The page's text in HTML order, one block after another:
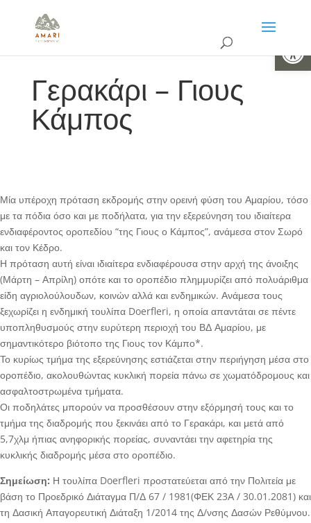
Γερακάρι – Γιους
Κάμπος
Μία υπέροχη πρόταση εκδρομής στην ορεινή φύση του Αμαρίου, τόσο
με τα πόδια όσο και με ποδήλατα, για την εξερεύνηση του ιδιαίτερα
ενδιαφέροντος οροπεδίου “της Γιους ο Κάμπος”, ανάμεσα στον Σωρό
και τον Κέδρο.
Η πρόταση αυτή είναι ιδιαίτερα ενδιαφέρουσα στην αρχή της άνοιξης
(Μάρτη – Απρίλη) οπότε και το οροπέδιο πλημμυρίζει από πολυάριθμα
είδη αγριολούλουδων, κοινών αλλά και ενδημικών. Ανάμεσα τους
ξεχωρίζει η ενδημική τουλίπα Doerfleri, η οποία απαντάται σε πέντε
υποπληθυσμούς στην ευρύτερη περιοχή του ΒΔ Αμαρίου, με
σημαντικότερο βιότοπο της Γιους τον Κάμπο*.
Το κυρίως τμήμα της εξερεύνησης εστιάζεται στην περιήγηση μέσα στο
οροπέδιο, ακολουθώντας κυκλική πορεία πάνω σε χωματόδρομους και
ασφαλτοστρωμένα τμήματα.
Οι ποδηλάτες μπορούν να προσθέσουν στην εξόρμησή τους και το
τμήμα της διαδρομής που ξεκινάει από το Γερακάρι, και μετά από
5,7χλμ ήπιας ανηφορικής πορείας, συναντάει την αφετηρία της
κυκλικής διαδρομής μέσα στο οροπέδιο.
Σημείωση: Η τουλίπα Doerfleri προστατεύεται από την Πολιτεία με
βάση το Προεδρικό Διάταγμα Π/Δ 67 / 1981(ΦΕΚ 23Α / 30.01.2081) και
τη Δασική Απαγορευτική Διάταξη 1/2014 της Δ/νσης Δασών Ρεθύμνου.